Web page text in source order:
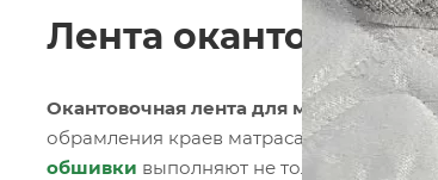
Лента
Окантовочная лента для матрасов
–
обрамления краев матраса, придавая
обшивки выполняют не только